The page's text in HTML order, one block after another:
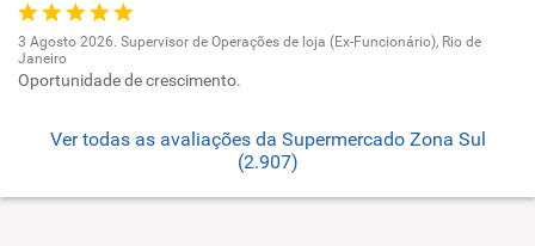
3 Agosto 2026. Supervisor de Operações de loja (Ex-Funcionário), Rio de
Janeiro
Oportunidade de crescimento.
Ver todas as avaliações da Supermercado Zona Sul
(2.907)